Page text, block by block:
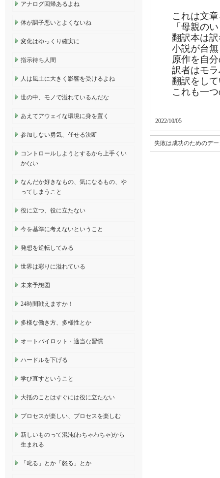
これは文
「母親の
翻訳本は
小説が台
原作を自
訳者はモ
翻訳をし
これも一
2022/10/05
失敗は成功のためのデ
アナログ回帰あるよね
体が調子悪いとよくないね
変化はゆっくり確実に
指示待ち人間
人は風土に大きく影響を受けるよね
世の中、モノで溢れているんだな
あえてアウェイな環境に身を置く
参加しない勇気、任せる決断
コントロールしようとするから上手くい
かない
なんだか好きなもの、気になるもの、や
ってしまうこと
役に立つ、役に立たない
今を基準に考えないということ
発想を逆転してみる
世界は彩りに溢れている
未来予想図
24時間戦えますか！
多様な働き方、多様性とか
オートパイロット・適当な習慣
ハードルを下げる
学び直すということ
大抵のことはすぐには役に立たない
プロセスが楽しい、プロセスを楽しむ
新しいものって混沌(わちゃわちゃ)から
生まれる
「叱る」とか「怒る」とか